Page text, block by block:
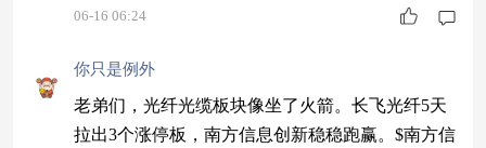
06-16 06:24
你只是例外
老弟们，光纤光缆板块像坐了火箭。长飞光纤5天
拉出3个涨停板，南方信息创新稳稳跑赢。$南方信